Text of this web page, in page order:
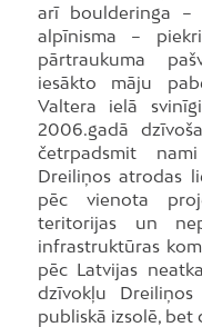
arī boulderinga –
alpīnisma –
pārtraukuma
iesākto māju
Valtera ielā
2006.gadā
četrpadsmit
Dreiliņos atrodas
pēc vienota
teritorijas un
infrastruktūras
pēc Latvijas
dzīvokļu
publiskā izsolē, bet